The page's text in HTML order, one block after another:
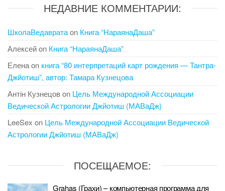
НЕДАВНИЕ КОММЕНТАРИИ:
ШколаВедавратаon Книга “НараянаДаша”
Алексейon Книга “НараянаДаша”
Еленаon книга “80 интерпретаций карт рождения — Тантра-
Джйотиш”, автор: Тамара Кузнецова
Антін Кузнецовon Цель Международной Ассоциации
Ведической Астрологии Джйотиш (МАВаДж)
LeeSex on Цель Международной Ассоциации Ведической
Астрологии Джйотиш (МАВаДж)
ПОСЕЩАЕМОЕ:
Grahas (Грахи) – компьютерная программа для